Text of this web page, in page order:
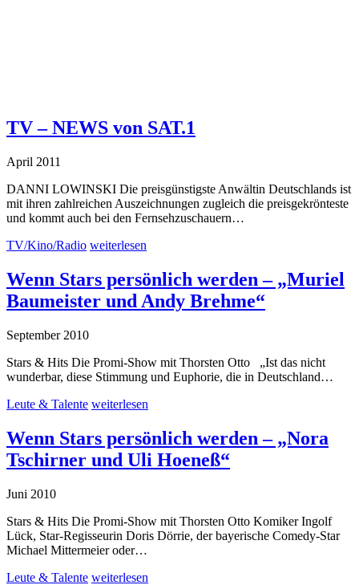
TV – NEWS von SAT.1
April 2011
DANNI LOWINSKI Die preisgünstigste Anwältin Deutschlands ist
mit ihren zahlreichen Auszeichnungen zugleich die preisgekrönteste
und kommt auch bei den Fernsehzuschauern…
TV/Kino/Radio weiterlesen
Wenn Stars per­sön­lich wer­den – „Muriel
Baumeister und Andy Brehme“
September 2010
Stars & Hits Die Promi-Show mit Thorsten Otto „Ist das nicht
wunderbar, diese Stimmung und Euphorie, die in Deutschland…
Leute & Talente weiterlesen
Wenn Stars persönlich werden – „Nora
Tschirner und Uli Hoeneß“
Juni 2010
Stars & Hits Die Promi-Show mit Thorsten Otto Komiker Ingolf
Lück, Star-Regisseurin Doris Dörrie, der bayerische Comedy-Star
Michael Mittermeier oder…
Leute & Talente weiterlesen